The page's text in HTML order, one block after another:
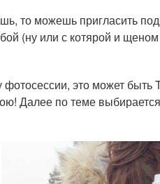
то можешь пригласить
(ну или с котярой и
фотосессии, это может
Далее по теме